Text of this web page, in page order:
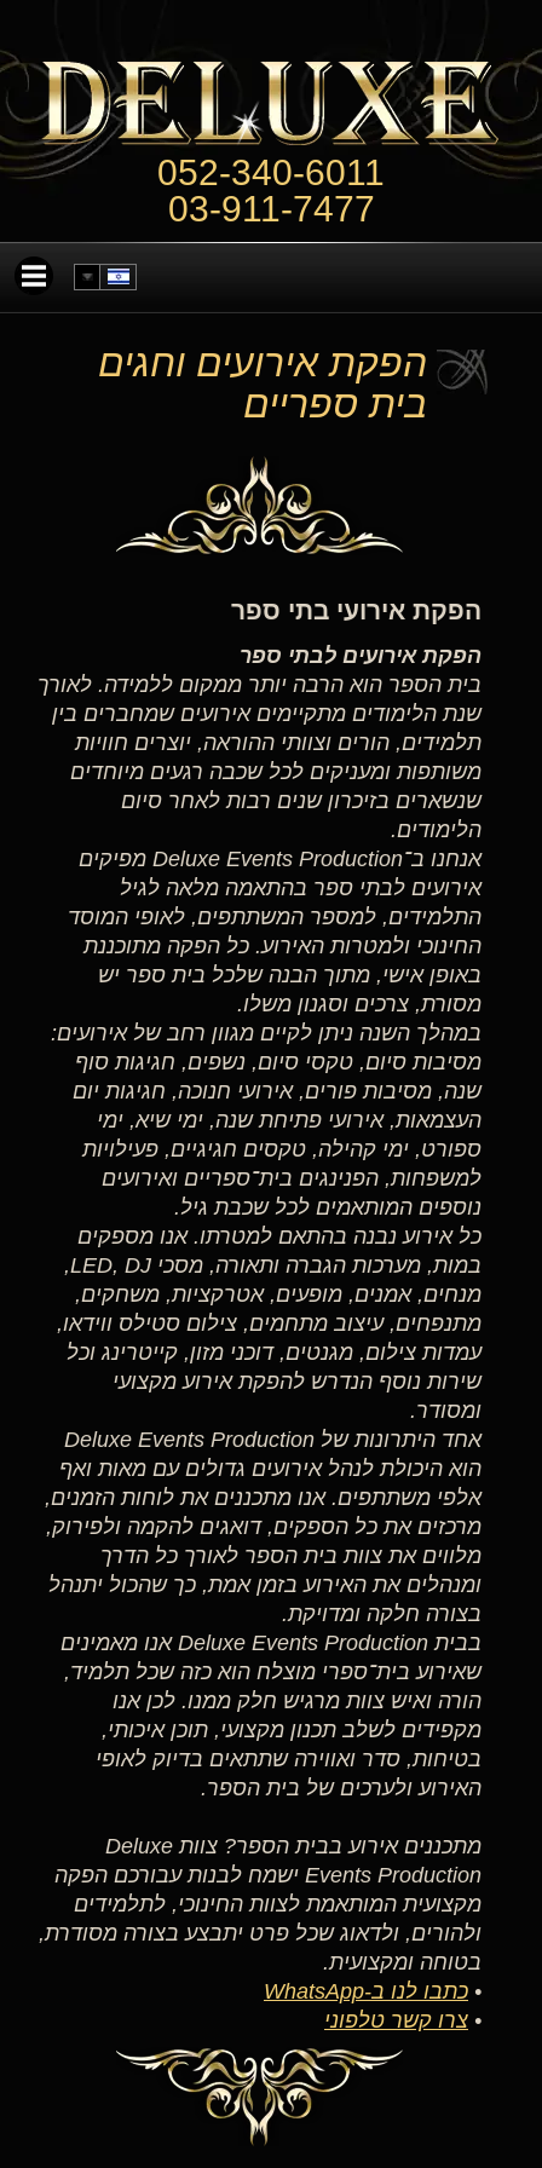
052-340-6011
03-911-7477
הפקת אירועים וחגים
בית ספריים
הפקת אירועי בתי ספר
הפקת אירועים לבתי ספר
בית הספר הוא הרבה יותר ממקום ללמידה. לאורך
שנת הלימודים מתקיימים אירועים שמחברים בין
תלמידים, הורים וצוותי ההוראה, יוצרים חוויות
משותפות ומעניקים לכל שכבה רגעים מיוחדים
שנשארים בזיכרון שנים רבות לאחר סיום
הלימודים.
אנחנו ב־Deluxe Events Production מפיקים
אירועים לבתי ספר בהתאמה מלאה לגיל
התלמידים, למספר המשתתפים, לאופי המוסד
החינוכי ולמטרות האירוע. כל הפקה מתוכננת
באופן אישי, מתוך הבנה שלכל בית ספר יש
מסורת, צרכים וסגנון משלו.
במהלך השנה ניתן לקיים מגוון רחב של אירועים:
מסיבות סיום, טקסי סיום, נשפים, חגיגות סוף
שנה, מסיבות פורים, אירועי חנוכה, חגיגות יום
העצמאות, אירועי פתיחת שנה, ימי שיא, ימי
ספורט, ימי קהילה, טקסים חגיגיים, פעילויות
למשפחות, הפנינגים בית־ספריים ואירועים
נוספים המותאמים לכל שכבת גיל.
כל אירוע נבנה בהתאם למטרתו. אנו מספקים
במות, מערכות הגברה ותאורה, מסכי LED, DJ,
מנחים, אמנים, מופעים, אטרקציות, משחקים,
מתנפחים, עיצוב מתחמים, צילום סטילס ווידאו,
עמדות צילום, מגנטים, דוכני מזון, קייטרינג וכל
שירות נוסף הנדרש להפקת אירוע מקצועי
ומסודר.
אחד היתרונות של Deluxe Events Production
הוא היכולת לנהל אירועים גדולים עם מאות ואף
אלפי משתתפים. אנו מתכננים את לוחות הזמנים,
מרכזים את כל הספקים, דואגים להקמה ולפירוק,
מלווים את צוות בית הספר לאורך כל הדרך
ומנהלים את האירוע בזמן אמת, כך שהכול יתנהל
בצורה חלקה ומדויקת.
בבית Deluxe Events Production אנו מאמינים
שאירוע בית־ספרי מוצלח הוא כזה שכל תלמיד,
הורה ואיש צוות מרגיש חלק ממנו. לכן אנו
מקפידים לשלב תכנון מקצועי, תוכן איכותי,
בטיחות, סדר ואווירה שתתאים בדיוק לאופי
האירוע ולערכים של בית הספר.
מתכננים אירוע בבית הספר? צוות Deluxe
Events Production ישמח לבנות עבורכם הפקה
מקצועית המותאמת לצוות החינוכי, לתלמידים
ולהורים, ולדאוג שכל פרט יתבצע בצורה מסודרת,
בטוחה ומקצועית.
• כתבו לנו ב-WhatsApp
• צרו קשר טלפוני